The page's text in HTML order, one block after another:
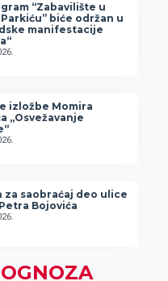
“Zabavilište u
biće održan u
manifestacije
izložbe Momira
„Osvežavanje
za saobraćaj deo ulice
Bojovića